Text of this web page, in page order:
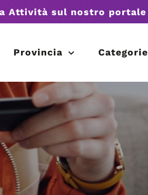
Attività sul nostro portale
Provincia Categorie